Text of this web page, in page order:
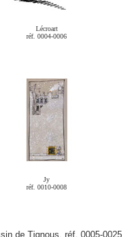
Lécroart
réf. 0004-0006
Jy
réf. 0010-0008